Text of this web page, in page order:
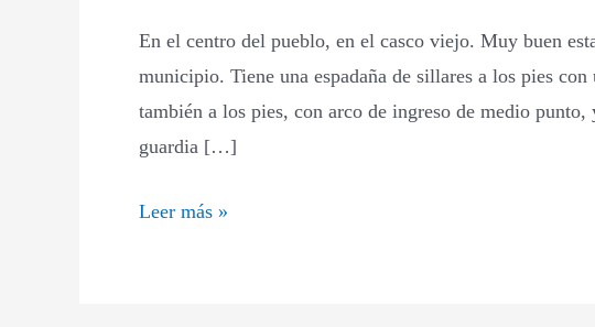
En el centro del pueblo, en el casco viejo. Muy buen
municipio. Tiene una espadaña de sillares a los pies
también a los pies, con arco de ingreso de medio
guardia […]
Asunción
Leer más »